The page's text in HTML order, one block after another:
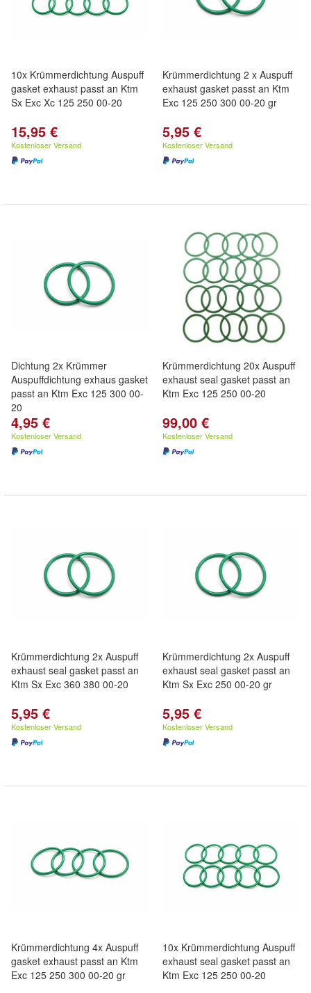
10x Krümmerdichtung Auspuff
gasket exhaust passt an Ktm
Sx Exc Xc 125 250 00-20
15,95 €
Kostenloser Versand
Krümmerdichtung 2 x Auspuff
exhaust gasket passt an Ktm
Exc 125 250 300 00-20 gr
5,95 €
Kostenloser Versand
Dichtung 2x Krümmer
Auspuffdichtung exhaus gasket
passt an Ktm Exc 125 300 00-
20
4,95 €
Kostenloser Versand
Krümmerdichtung 20x Auspuff
exhaust seal gasket passt an
Ktm Exc 125 250 00-20
99,00 €
Kostenloser Versand
Krümmerdichtung 2x Auspuff
exhaust seal gasket passt an
Ktm Sx Exc 360 380 00-20
5,95 €
Kostenloser Versand
Krümmerdichtung 2x Auspuff
exhaust seal gasket passt an
Ktm Sx Exc 250 00-20 gr
5,95 €
Kostenloser Versand
Krümmerdichtung 4x Auspuff
gasket exhaust passt an Ktm
Exc 125 250 300 00-20 gr
10x Krümmerdichtung Auspuff
exhaust seal gasket passt an
Ktm Exc 125 250 00-20